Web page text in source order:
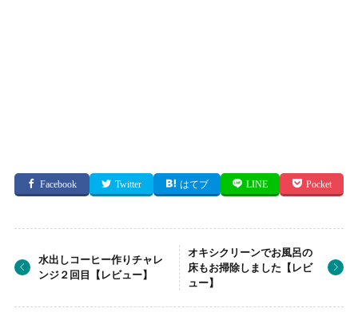
Facebook Twitter はてブ LINE Pocket
水出しコーヒー作りチャレ
ンジ２回目【レビュー】
オキシクリーンでお風呂の
床もお掃除しました【レビ
ュー】